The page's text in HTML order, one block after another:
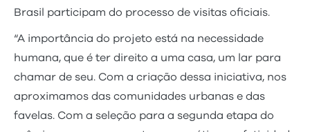
Brasil participam do processo de visitas oficiais.
“A importância do projeto está na necessidade
humana, que é ter direito a uma casa, um lar para
chamar de seu. Com a criação dessa iniciativa, nos
aproximamos das comunidades urbanas e das
favelas. Com a seleção para a segunda etapa do